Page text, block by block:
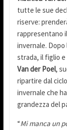
tutte le sue
riserve:
rappresentano
invernale.
strada, il figlio e
Van der Poel,
ripartire dal
invernale che
grandezza del
“Mi manca un